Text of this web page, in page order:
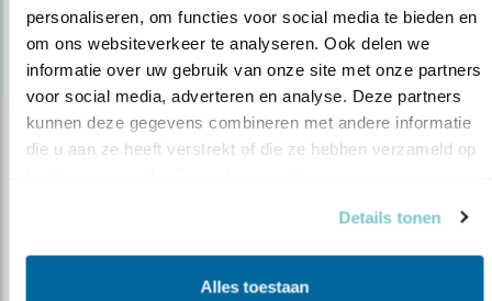
personaliseren, om functies voor social media te bieden en
om ons websiteverkeer te analyseren. Ook delen we
informatie over uw gebruik van onze site met onze partners
voor social media, adverteren en analyse. Deze partners
kunnen deze gegevens combineren met andere informatie
die u aan ze heeft verstrekt of die ze hebben verzameld op
Details tonen
Alles toestaan
Op de hoogte blijven?
Meld je aan en ontvang nieuws, inspiratie, acties en tips
over vogels en activiteiten van Vogelbescherming.